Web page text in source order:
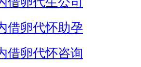
借卵代怀助孕
借卵代怀咨询